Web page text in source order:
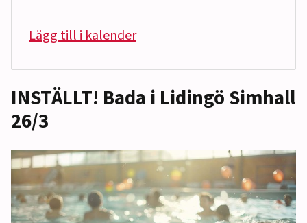
INSTÄLLT! Bada i Lidingö Simhall
26/3
Lägg till i kalender